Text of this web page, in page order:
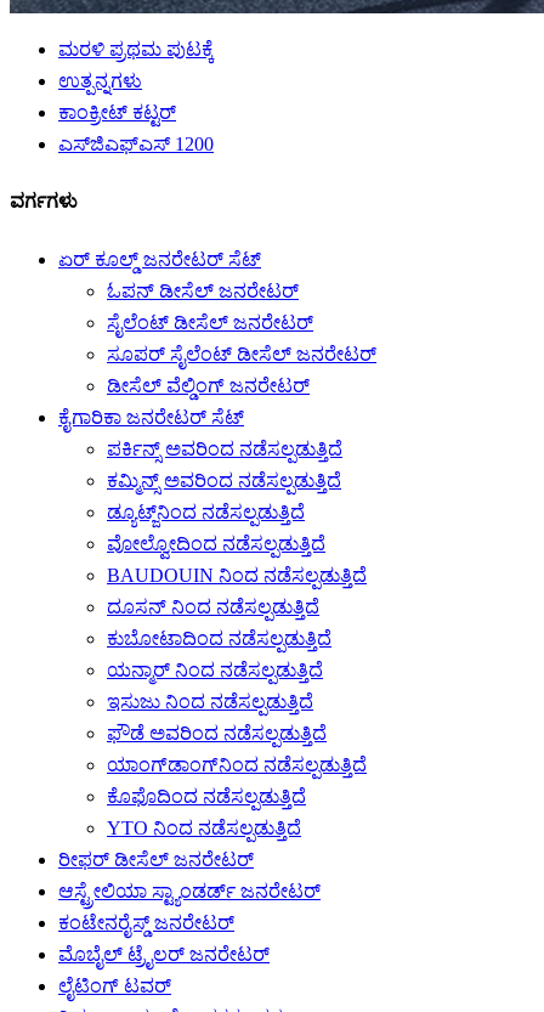
ಮರಳಿ ಪ್ರಥಮ ಪುಟಕ್ಕೆ
ಉತ್ಪನ್ನಗಳು
ಕಾಂಕ್ರೀಟ್ ಕಟ್ಟರ್
ಎಸ್‌ಜಿಎಫ್‌ಎಸ್ 1200
ವರ್ಗಗಳು
ಏರ್ ಕೂಲ್ಡ್ ಜನರೇಟರ್ ಸೆಟ್
ಓಪನ್ ಡೀಸೆಲ್ ಜನರೇಟರ್
ಸೈಲೆಂಟ್ ಡೀಸೆಲ್ ಜನರೇಟರ್
ಸೂಪರ್ ಸೈಲೆಂಟ್ ಡೀಸೆಲ್ ಜನರೇಟರ್
ಡೀಸೆಲ್ ವೆಲ್ಡಿಂಗ್ ಜನರೇಟರ್
ಕೈಗಾರಿಕಾ ಜನರೇಟರ್ ಸೆಟ್
ಪರ್ಕಿನ್ಸ್ ಅವರಿಂದ ನಡೆಸಲ್ಪಡುತ್ತಿದೆ
ಕಮ್ಮಿನ್ಸ್ ಅವರಿಂದ ನಡೆಸಲ್ಪಡುತ್ತಿದೆ
ಡ್ಯೂಟ್ಜ್‌ನಿಂದ ನಡೆಸಲ್ಪಡುತ್ತಿದೆ
ವೋಲ್ವೋದಿಂದ ನಡೆಸಲ್ಪಡುತ್ತಿದೆ
BAUDOUIN ನಿಂದ ನಡೆಸಲ್ಪಡುತ್ತಿದೆ
ದೂಸನ್ ನಿಂದ ನಡೆಸಲ್ಪಡುತ್ತಿದೆ
ಕುಬೋಟಾದಿಂದ ನಡೆಸಲ್ಪಡುತ್ತಿದೆ
ಯನ್ಮಾರ್ ನಿಂದ ನಡೆಸಲ್ಪಡುತ್ತಿದೆ
ಇಸುಜು ನಿಂದ ನಡೆಸಲ್ಪಡುತ್ತಿದೆ
ಫೌಡೆ ಅವರಿಂದ ನಡೆಸಲ್ಪಡುತ್ತಿದೆ
ಯಾಂಗ್‌ಡಾಂಗ್‌ನಿಂದ ನಡೆಸಲ್ಪಡುತ್ತಿದೆ
ಕೊಫೊದಿಂದ ನಡೆಸಲ್ಪಡುತ್ತಿದೆ
YTO ನಿಂದ ನಡೆಸಲ್ಪಡುತ್ತಿದೆ
ರೀಫರ್ ಡೀಸೆಲ್ ಜನರೇಟರ್
ಆಸ್ಟ್ರೇಲಿಯಾ ಸ್ಟ್ಯಾಂಡರ್ಡ್ ಜನರೇಟರ್
ಕಂಟೇನರೈಸ್ಡ್ ಜನರೇಟರ್
ಮೊಬೈಲ್ ಟ್ರೈಲರ್ ಜನರೇಟರ್
ಲೈಟಿಂಗ್ ಟವರ್